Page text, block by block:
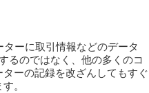
ーに取引情報などのデータ
るのではなく、他の多くのコ
ーの記録を改ざんしてもすぐ
。